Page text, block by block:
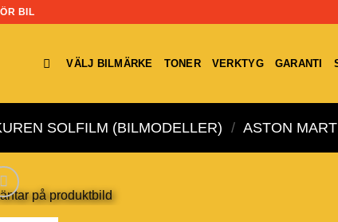
BIL
VÄLJ BILMÄRKE TONER VERKTYG GARANTI
SOLFILM (BILMODELLER) / ASTON